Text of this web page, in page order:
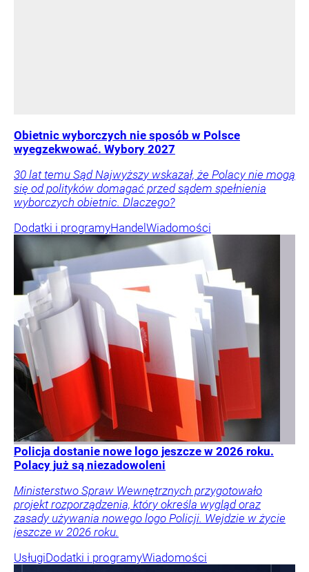
Obietnic wyborczych nie sposób w Polsce
wyegzekwować. Wybory 2027
30 lat temu Sąd Najwyższy wskazał, że Polacy nie mogą
się od polityków domagać przed sądem spełnienia
wyborczych obietnic. Dlaczego?
Dodatki i programyHandelWiadomości
Policja dostanie nowe logo jeszcze w 2026 roku.
Polacy już są niezadowoleni
Ministerstwo Spraw Wewnętrznych przygotowało
projekt rozporządzenia, który określa wygląd oraz
zasady używania nowego logo Policji. Wejdzie w życie
jeszcze w 2026 roku.
UsługiDodatki i programyWiadomości